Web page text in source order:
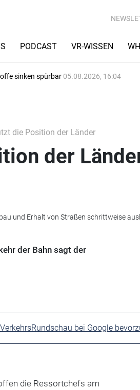
PODCAST VR-WISSEN
sinken spürbar 05.08.2026, 16:04
die Position der Länder
der
und Erhalt von Straßen schrittweise
der Bahn sagt der
VerkehrsRundschau bei Google
die Ressortchefs am